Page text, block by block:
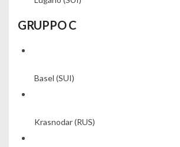
GRUPPO C
Basel (SUI)
Krasnodar(RUS)